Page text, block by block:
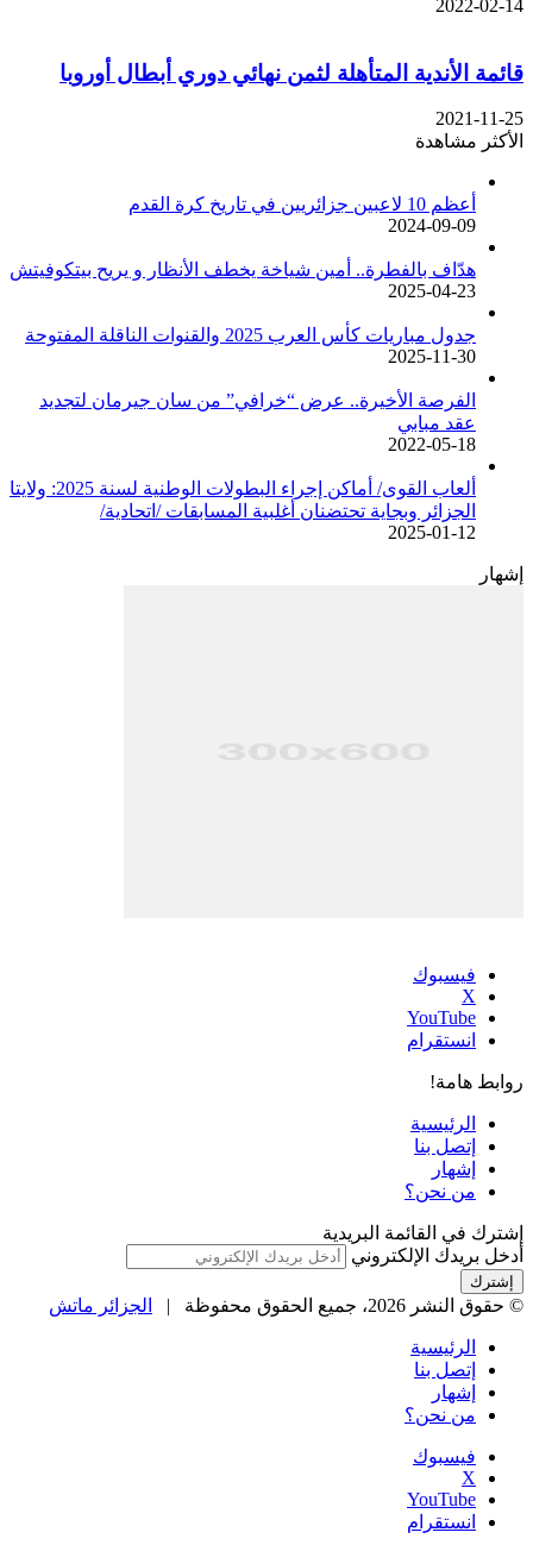
2022-02-14
قائمة الأندية المتأهلة لثمن نهائي دوري أبطال أوروبا
2021-11-25
الأكثر مشاهدة
أعظم 10 لاعبين جزائريين في تاريخ كرة القدم
2024-09-09
هدّاف بالفطرة.. أمين شياخة يخطف الأنظار و يريح بيتكوفيتش
2025-04-23
جدول مباريات كأس العرب 2025 والقنوات الناقلة المفتوحة
2025-11-30
الفرصة الأخيرة.. عرض “خرافي” من سان جيرمان لتجديد
عقد مبابي
2022-05-18
ألعاب القوى/ أماكن إجراء البطولات الوطنية لسنة 2025: ولايتا
الجزائر وبجاية تحتضنان أغلبية المسابقات /اتحادية/
2025-01-12
إشهار
فيسبوك
‫X
‫YouTube
انستقرام
روابط هامة!
الرئيسية
إتصل بنا
إشهار
من نحن؟
إشترك في القائمة البريدية
أدخل بريدك الإلكتروني
© حقوق النشر 2026، جميع الحقوق محفوظة | الجزائر ماتش
الرئيسية
إتصل بنا
إشهار
من نحن؟
فيسبوك
‫X
‫YouTube
انستقرام